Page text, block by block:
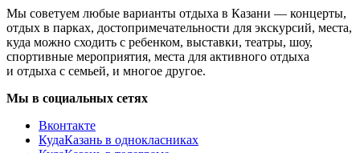
Мы советуем любые варианты отдыха в Казани — концерты,
отдых в парках, достопримечательности для экскурсий, места,
куда можно сходить с ребенком, выставки, театры, шоу,
спортивные мероприятия, места для активного отдыха
и отдыха с семьей, и многое другое.
Мы в социальных сетях
Вконтакте
КудаКазань в однокласниках